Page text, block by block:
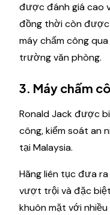
được đánh giá cao
đồng thời còn được
máy chấm công
trường văn phòng.
3. Máy chấm
Ronald Jack được
công, kiểm soát an
tại Malaysia.
Hãng liên tục đưa
vượt trội và đặc biệt
khuôn mặt với